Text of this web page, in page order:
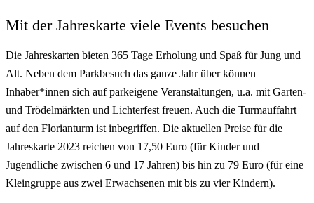
Mit der Jahreskarte viele Events besuchen
Die Jahreskarten bieten 365 Tage Erholung und Spaß für Jung und
Alt. Neben dem Parkbesuch das ganze Jahr über können
Inhaber*innen sich auf parkeigene Veranstaltungen, u.a. mit Garten-
und Trödelmärkten und Lichterfest freuen. Auch die Turmauffahrt
auf den Florianturm ist inbegriffen. Die aktuellen Preise für die
Jahreskarte 2023 reichen von 17,50 Euro (für Kinder und
Jugendliche zwischen 6 und 17 Jahren) bis hin zu 79 Euro (für eine
Kleingruppe aus zwei Erwachsenen mit bis zu vier Kindern).